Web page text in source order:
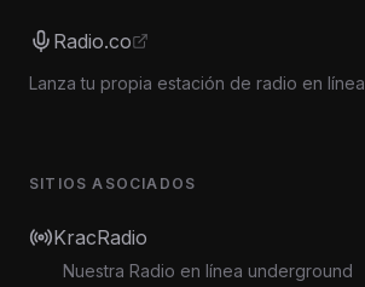
Radio.co
Lanza tu propia estación de radio en línea
SITIOS ASOCIADOS
KracRadio
Nuestra Radio en línea underground